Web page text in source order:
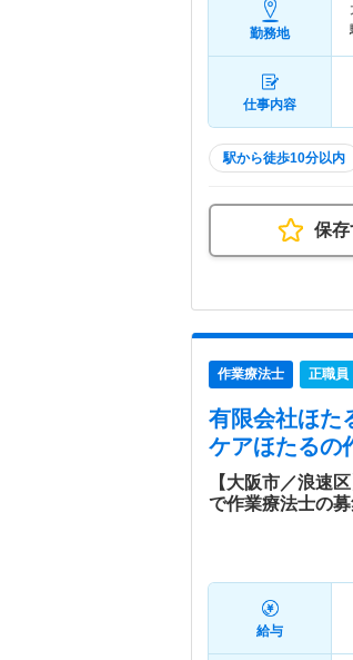
勤務地
仕事内容
駅から徒歩10分以内
保存
作業療法士 正職員
有限会社ほた
ケアほたるの
【大阪市／浪速
で作業療法士の
給与